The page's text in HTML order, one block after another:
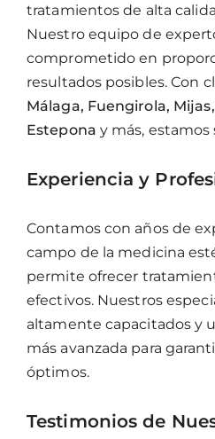
tratamientos de alta
Nuestro equipo de
comprometido en
resultados posibles. Con
Málaga, Fuengirola,
Estepona y más,
Experiencia y
Contamos con años de
campo de la medicina
permite ofrecer
efectivos. Nuestros
altamente capacitados y
más avanzada para
óptimos.
Testimonios de